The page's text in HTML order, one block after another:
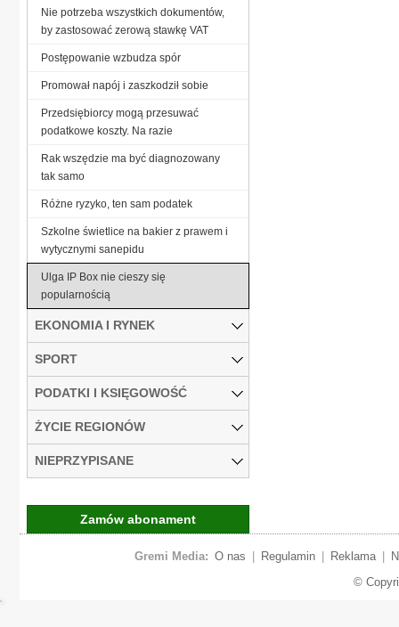
Nie potrzeba wszystkich dokumentów,
by zastosować zerową stawkę VAT
Postępowanie wzbudza spór
Promował napój i zaszkodził sobie
Przedsiębiorcy mogą przesuwać
podatkowe koszty. Na razie
Rak wszędzie ma być diagnozowany
tak samo
Różne ryzyko, ten sam podatek
Szkolne świetlice na bakier z prawem i
wytycznymi sanepidu
Ulga IP Box nie cieszy się
popularnością
EKONOMIA I RYNEK
SPORT
PODATKI I KSIĘGOWOŚĆ
ŻYCIE REGIONÓW
NIEPRZYPISANE
Zamów abonament
Gremi Media: O nas Regulamin Reklama
©